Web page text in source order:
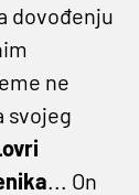
dovođenju
ne
svojeg
... On